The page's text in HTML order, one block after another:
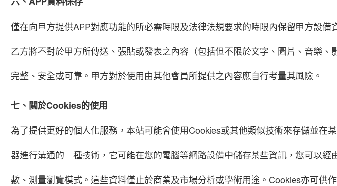
僅在向甲方提供APP對應功能的所必需時限及法律法規要求的時限內保留甲方設備
乙方將不對於甲方所傳送、張貼或發表之內容（包括但不限於文字、圖片、音樂
完整、安全或可靠。甲方對於使用由其他會員所提供之內容應自行考量其風險。
七、關於Cookies的使用
為了提供更好的個人化服務，本站可能會使用Cookies或其他類似技術來存儲並
器進行溝通的一種技術，它可能在您的電腦等網路設備中儲存某些資訊，您可以
數、測量瀏覽模式。這些資料僅止於商業及市場分析或學術用途。Cookies亦可